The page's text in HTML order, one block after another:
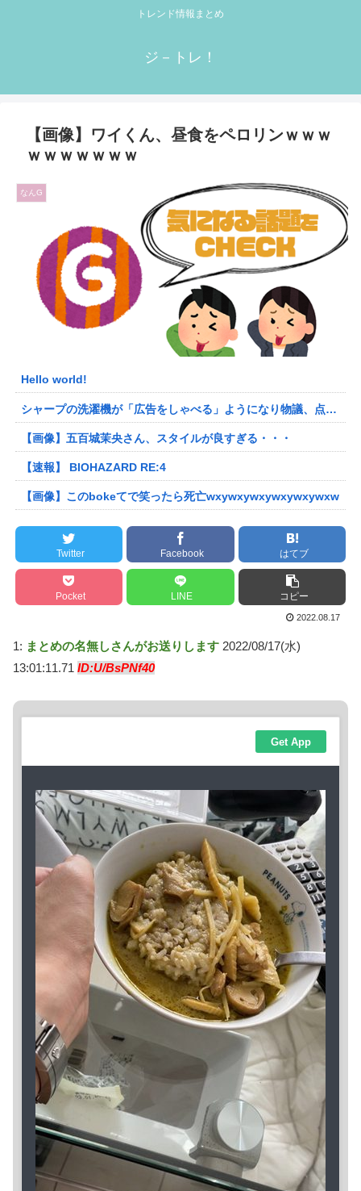
トレンド情報まとめ
ジ－トレ！
【画像】ワイくん、昼食をペロリンｗｗｗ
ｗｗｗｗｗｗｗ
なんG
Hello world!
シャープの洗濯機が「広告をしゃべる」ようになり物議、点滅するボタンを押すと洗剤のキャンペーン音声 「SFの世界だ」 [朝一から閉店までφ★]
【画像】五百城茉央さん、スタイルが良すぎる・・・
【速報】 BIOHAZARD RE:4
【画像】このbokeてで笑ったら死亡wxywxywxywxywxywxw
Twitter Facebook はてブ
Pocket LINE コピー
2022.08.17
1: まとめの名無しさんがお送りします 2022/08/17(水)
13:01:11.71 ID:U/BsPNf40